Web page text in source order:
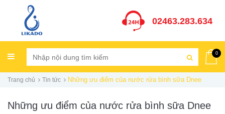
02463.283.634
0
Trang chủ Tin tức Những ưu điểm của nước rửa bình sữa Dnee
Những ưu điểm của nước rửa bình sữa Dnee